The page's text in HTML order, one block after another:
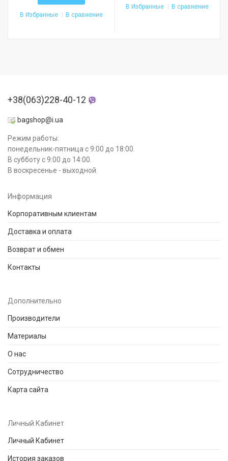
В Избранные В сравнение
В Избранные В сравнение
+38(063)228-40-12
bagshop@i.ua
Режим работы:
понедельник-пятница с 9:00 до 18:00.
В субботу с 9:00 до 14:00.
В воскресенье - выходной.
Информация
Корпоративным клиентам
Доставка и оплата
Возврат и обмен
Контакты
Дополнительно
Производители
Материалы
О нас
Сотрудничество
Карта сайта
Личный Кабинет
Личный Кабинет
История заказов